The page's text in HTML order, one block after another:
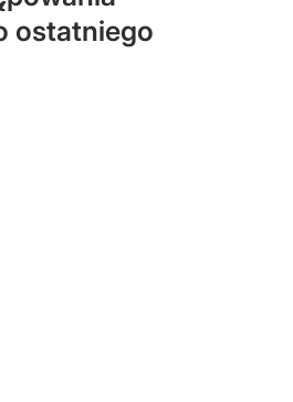
ostatniego